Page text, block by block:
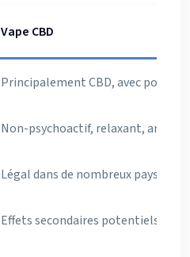
Vape CBD
Principalement CBD, avec
Non-psychoactif, relaxant,
Légal dans de nombreux pays,
Effets secondaires potentiels